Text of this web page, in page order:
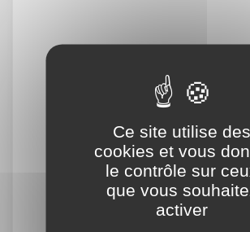
Ce site utilise des
cookies et vous
le contrôle sur
que vous
activer